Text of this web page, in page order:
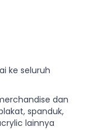
ke seluruh
dan
spanduk,
lainnya